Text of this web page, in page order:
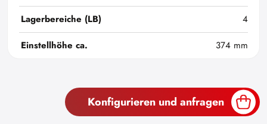
Lagerbereiche (LB)
4
Einstellhöhe ca.
374 mm
Konfigurieren und anfragen